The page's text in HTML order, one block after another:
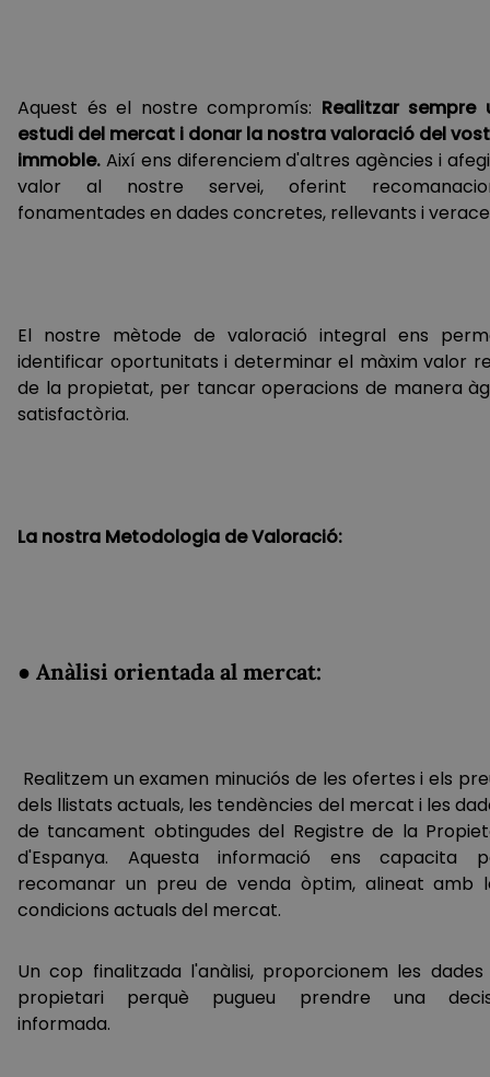
Aquest és el nostre compromís: Realitzar sempre
estudi del mercat i donar la nostra valoració del
immoble. Així ens diferenciem d'altres agències i
valor al nostre servei, oferint
fonamentades en dades concretes, rellevants i
El nostre mètode de valoració integral ens
identificar oportunitats i determinar el màxim valor
de la propietat, per tancar operacions de manera
satisfactòria.
La nostra Metodologia de Valoració:
● Anàlisi orientada al mercat:
Realitzem un examen minuciós de les ofertes i els
dels llistats actuals, les tendències del mercat i les
de tancament obtingudes del Registre de la
d'Espanya. Aquesta informació ens capacita
recomanar un preu de venda òptim, alineat amb
condicions actuals del mercat.
Un cop finalitzada l'anàlisi, proporcionem les
propietari perquè pugueu prendre una
informada.